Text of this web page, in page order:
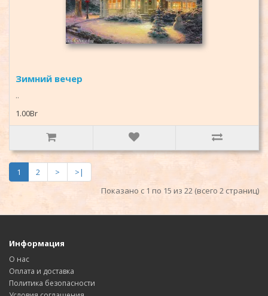
Зимний вечер
..
1.00Br
1 2 >
>|
Показано с 1 по 15 из 22 (всего 2 страниц)
Информация
О нас
Оплата и доставка
Политика безопасности